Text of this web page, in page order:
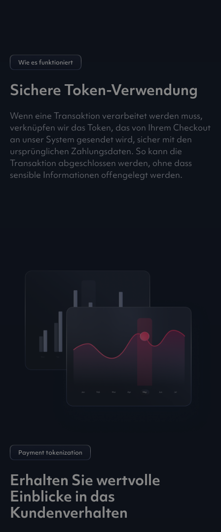
Wie es funktioniert
Sichere Token-Verwendung
Wenn eine Transaktion verarbeitet werden muss,
verknüpfen wir das Token, das von Ihrem Checkout
an unser System gesendet wird, sicher mit den
ursprünglichen Zahlungsdaten. So kann die
Transaktion abgeschlossen werden, ohne dass
sensible Informationen offengelegt werden.
Payment tokenization
Erhalten Sie wertvolle
Einblicke in das
Kundenverhalten